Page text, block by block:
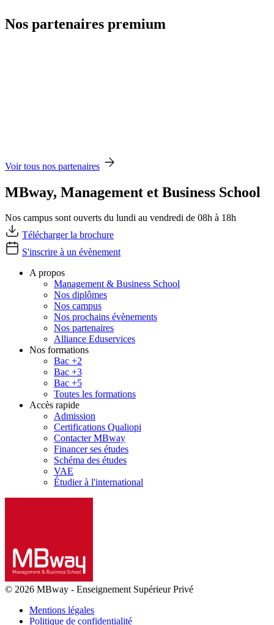
Nos partenaires premium
Voir tous nos partenaires
MBway, Management et Business School
Nos campus sont ouverts du lundi au vendredi de 08h à 18h
Télécharger la brochure
S'inscrire à un évènement
A propos
Management & Business School
Nos diplômes
Nos campus
Nos prochains évènements
Nos partenaires
Alliance Eduservices
Nos formations
Bac +2
Bac +3
Bac +5
Toutes les formations
Accès rapide
Admission
Certifications Qualiopi
Contacter MBway
Financer ses études
Schéma des études
VAE
Étudier à l'international
© 2026 MBway - Enseignement Supérieur Privé
Mentions légales
Politique de confidentialité